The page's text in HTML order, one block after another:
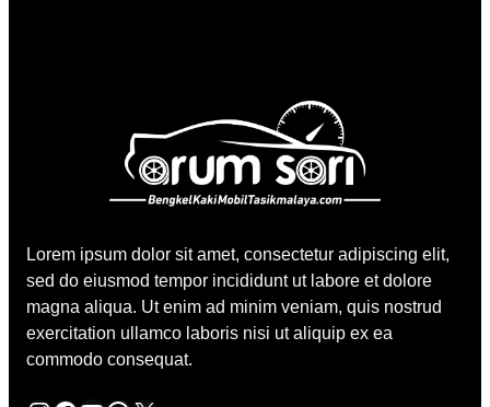
Lorem ipsum dolor sit amet, consectetur adipiscing elit,
sed do eiusmod tempor incididunt ut labore et dolore
magna aliqua. Ut enim ad minim veniam, quis nostrud
exercitation ullamco laboris nisi ut aliquip ex ea
commodo consequat.